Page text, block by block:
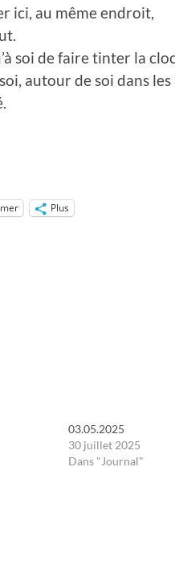
ici, au même endroit,
soi de faire tinter la
autour de soi dans les
Plus
03.05.2025
30 juillet 2025
Dans "Journal"